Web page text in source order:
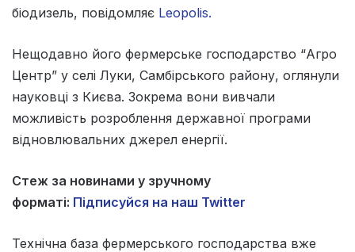
біодизель, повідомляє Leopolis.
Нещодавно його фермерське господарство “Агро
Центр” у селі Луки, Самбірського району, оглянули
науковці з Києва. Зокрема вони вивчали
можливість розроблення державної програми
відновлювальних джерел енергії.
Стеж за новинами у зручному
форматі: Підписуйся на наш Twitter
Технічна база фермерського господарства вже